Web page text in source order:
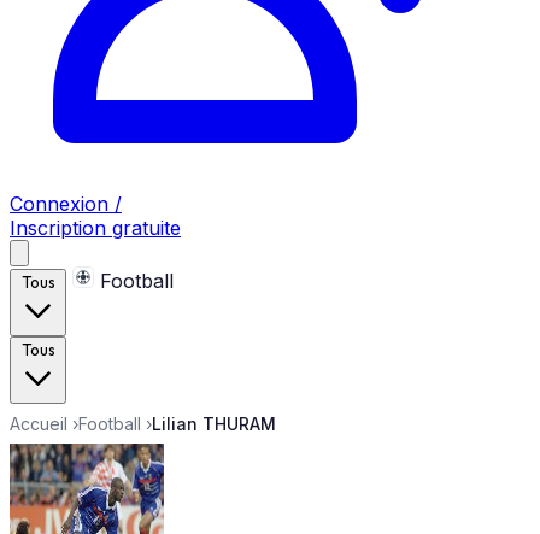
Connexion /
Inscription gratuite
Tous Football
Tous
Accueil ›Football ›Lilian THURAM